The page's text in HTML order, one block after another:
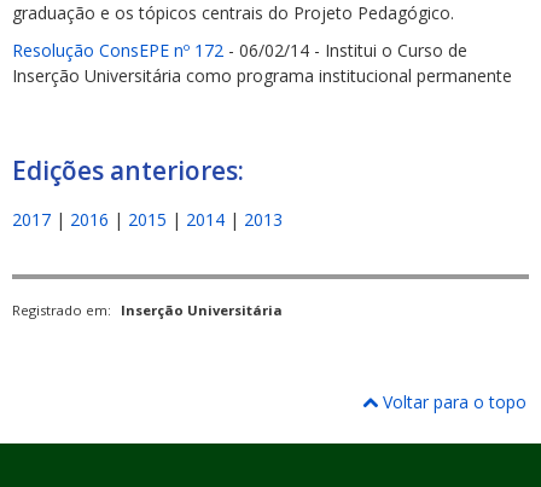
graduação e os tópicos centrais do Projeto Pedagógico.
Resolução ConsEPE nº 172 - 06/02/14 - Institui o Curso de
Inserção Universitária como programa institucional permanente
Edições anteriores:
2017 | 2016 | 2015 | 2014 | 2013
Registrado em: Inserção Universitária
Voltar para o topo